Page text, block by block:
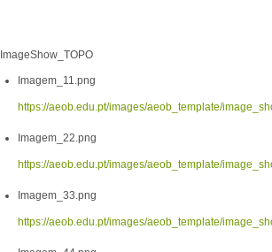
ImageShow_TOPO
Imagem_11.png
https://aeob.edu.pt/images/aeob_template/
Imagem_22.png
https://aeob.edu.pt/images/aeob_template/
Imagem_33.png
https://aeob.edu.pt/images/aeob_template/